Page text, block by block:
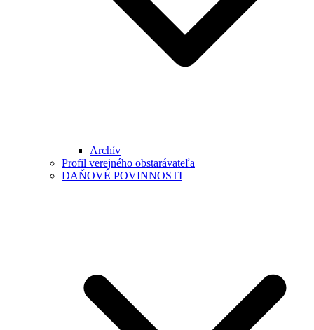
Archív
Profil verejného obstarávateľa
DAŇOVÉ POVINNOSTI